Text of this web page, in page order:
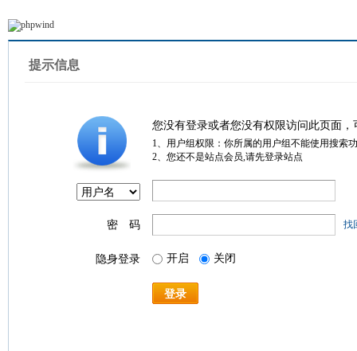
提示信息
您没有登录或者您没有权限访问此页面
1、用户组权限：你所属的用户组不能使用搜索
2、您还不是站点会员,请先登录站点
密 码 找
隐身登录 开启 关闭
登录